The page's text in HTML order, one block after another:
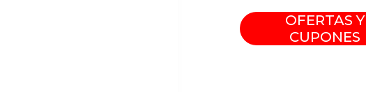
OFERTAS Y
CUPONES